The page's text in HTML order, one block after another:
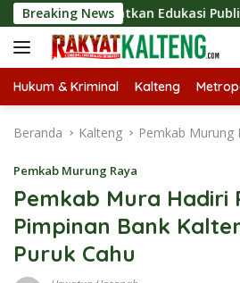
Langsung
ke
konten
Breaking News
Edukasi Publik tentang
Hukum & Kriminal Kalteng
Beranda Kalteng Pemkab Murung
Pemkab Murung Raya
Pemkab Mura Hadiri
Pimpinan Bank
Puruk Cahu